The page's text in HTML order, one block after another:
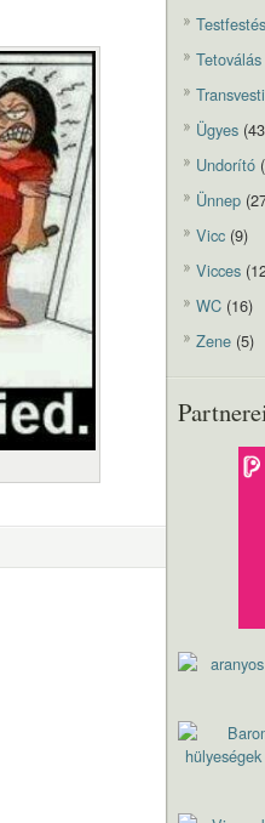
Testfestés
Tetoválás
Ügyes
Undorító
Ünnep
Vicc (9)
Vicces
WC (16)
Zene (5)